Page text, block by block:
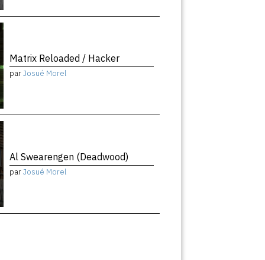
Matrix Reloaded / Hacker
parJosué Morel
Al Swearengen (Deadwood)
parJosué Morel